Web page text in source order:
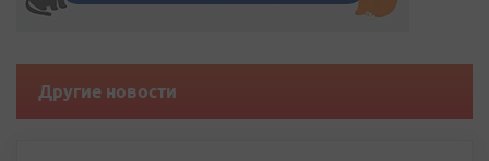
Другие новости